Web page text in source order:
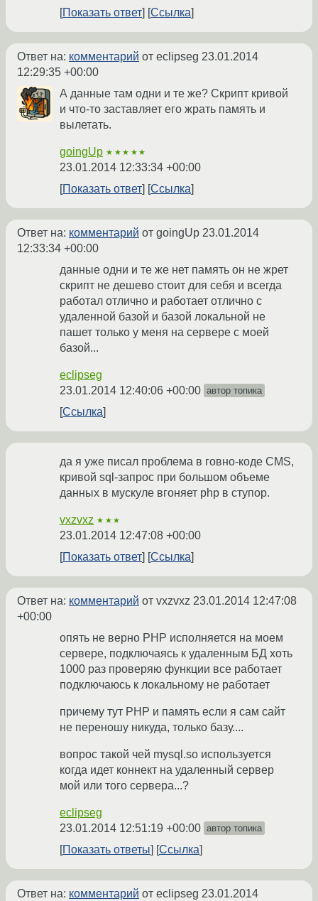
Показать ответ Ссылка
Ответ на: комментарий от eclipseg 23.01.2014
12:29:35 +00:00
А данные там одни и те же? Скрипт кривой
и что-то заставляет его жрать память и
вылетать.
goingUp ★★★★★
23.01.2014 12:33:34 +00:00
Показать ответ
Ссылка
Ответ на: комментарий от goingUp 23.01.2014
12:33:34 +00:00
данные одни и те же нет память он не жрет
скрипт не дешево стоит для себя и всегда
работал отлично и работает отлично с
удаленной базой и базой локальной не
пашет только у меня на сервере с моей
базой...
eclipseg
23.01.2014 12:40:06 +00:00 автор топика
Ссылка
да я уже писал проблема в говно-коде CMS,
кривой sql-запроc при большом объеме
данных в мускуле вгоняет php в ступор.
vxzvxz ★★★
23.01.2014 12:47:08 +00:00
Показать ответ
Ссылка
Ответ на: комментарий от vxzvxz 23.01.2014 12:47:08
+00:00
опять не верно PHP исполняется на моем
сервере, подключаясь к удаленным БД хоть
1000 раз проверяю функции все работает
подключаюсь к локальному не работает
причему тут PHP и память если я сам сайт
не переношу никуда, только базу....
вопрос такой чей mysql.so используется
когда идет коннект на удаленный сервер
мой или того сервера...?
eclipseg
23.01.2014 12:51:19 +00:00 автор топика
Показать ответы Ссылка
Ответ на: комментарий от eclipseg 23.01.2014